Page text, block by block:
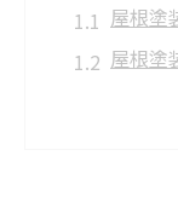
屋根塗
屋根塗
屋根